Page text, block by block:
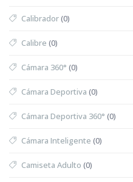
Calibrador(0)
Calibre (0)
Cámara 360° (0)
Cámara Deportiva (0)
Cámara Deportiva 360° (0)
Cámara Inteligente (0)
Camiseta Adulto (0)